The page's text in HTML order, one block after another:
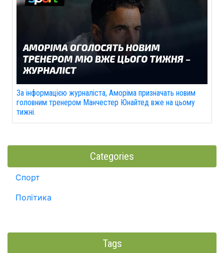
За інформацією журналіста, Аморіма призначать новим
головним тренером Манчестер Юнайтед вже на цьому
тижні.
Categories
Спорт
Політика
Tags